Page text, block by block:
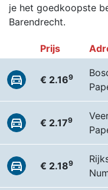
je het goedkoopste
Barendrecht.
Prijs
€ 2.169
€ 2.179
€ 2.189